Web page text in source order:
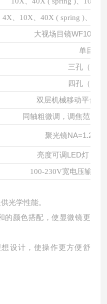
4X、10X、40X ( spring )、
大视场目镜WF10X
单目头
三孔（选配
四孔（标
双层机械移动平台：
同轴粗微调，调焦范围
聚光镜NA=1.25
亮度可调LED灯（可
100-230V宽电压输入
光学性能。
的颜色搭配，使显微镜更
设计，使操作更方便舒